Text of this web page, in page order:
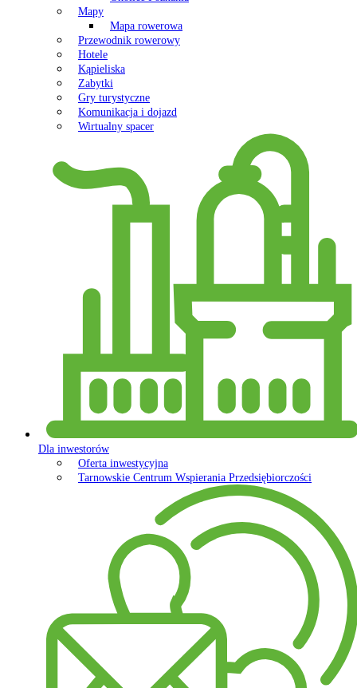
Mapy
Mapa rowerowa
Przewodnik rowerowy
Hotele
Kąpieliska
Zabytki
Gry turystyczne
Komunikacja i dojazd
Wirtualny spacer
Dla inwestorów
Oferta inwestycyjna
Tarnowskie Centrum Wspierania Przedsiębiorczości